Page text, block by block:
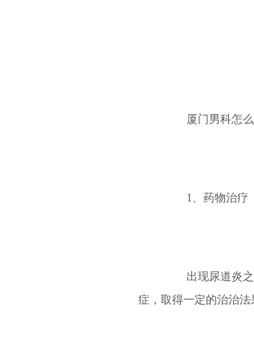
厦门男科怎么
1、药物治疗
出现尿道炎之
症，取得一定的治治法